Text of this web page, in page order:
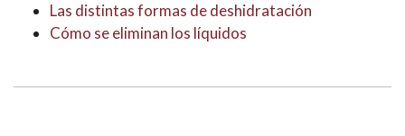
Las distintas formas de deshidratación
Cómo se eliminan los líquidos